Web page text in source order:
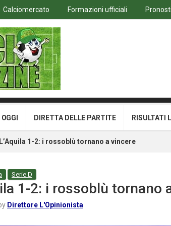
Calciomercato Formazioni ufficiali
DIRETTA DELLE PARTITE RISULTATI
1-2: i rossoblù tornano a vincere
Serie D
1-2: i rossoblù tornano
Direttore L'Opinionista